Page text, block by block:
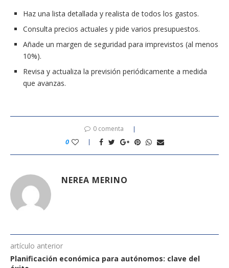
Haz una lista detallada y realista de todos los gastos.
Consulta precios actuales y pide varios presupuestos.
Añade un margen de seguridad para imprevistos (al menos
10%).
Revisa y actualiza la previsión periódicamente a medida
que avanzas.
0 comenta
0
NEREA MERINO
artículo anterior
Planificación económica para autónomos: clave del